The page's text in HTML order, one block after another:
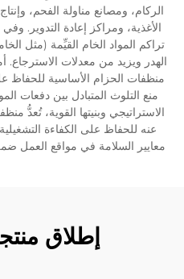
الركام، ومصانع مناولة الفحم،
الأغذية، ومراكز إعادة التدوير.
تراكم المواد الخام القيِّمة (مثل
الهدر ويزيد من معدلات الاسترجاع.
منظفات الحزام الأساسية للحفاظ
منع التلوث المتبادل بين دفعات
الاستراتيجي وبنيتها القوية، تُعدُّ
عنه للحفاظ على الكفاءة
معايير السلامة في مواقع العمل
إطلاق